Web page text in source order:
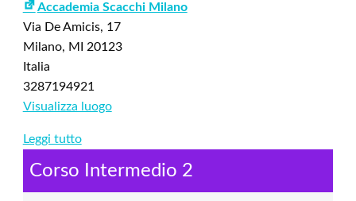
Accademia Scacchi Milano
Via De Amicis, 17
Milano, MI
20123
Italia
3287194921
Visualizza luogo
Leggi tutto
Corso Intermedio 2